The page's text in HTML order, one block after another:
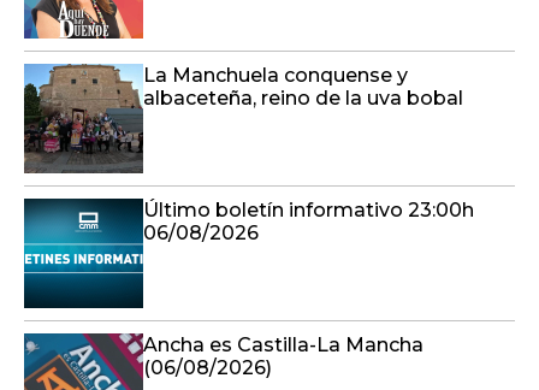
La Manchuela conquense y
albaceteña, reino de la uva bobal
Último boletín informativo 23:00h
06/08/2026
Ancha es Castilla-La Mancha
(06/08/2026)